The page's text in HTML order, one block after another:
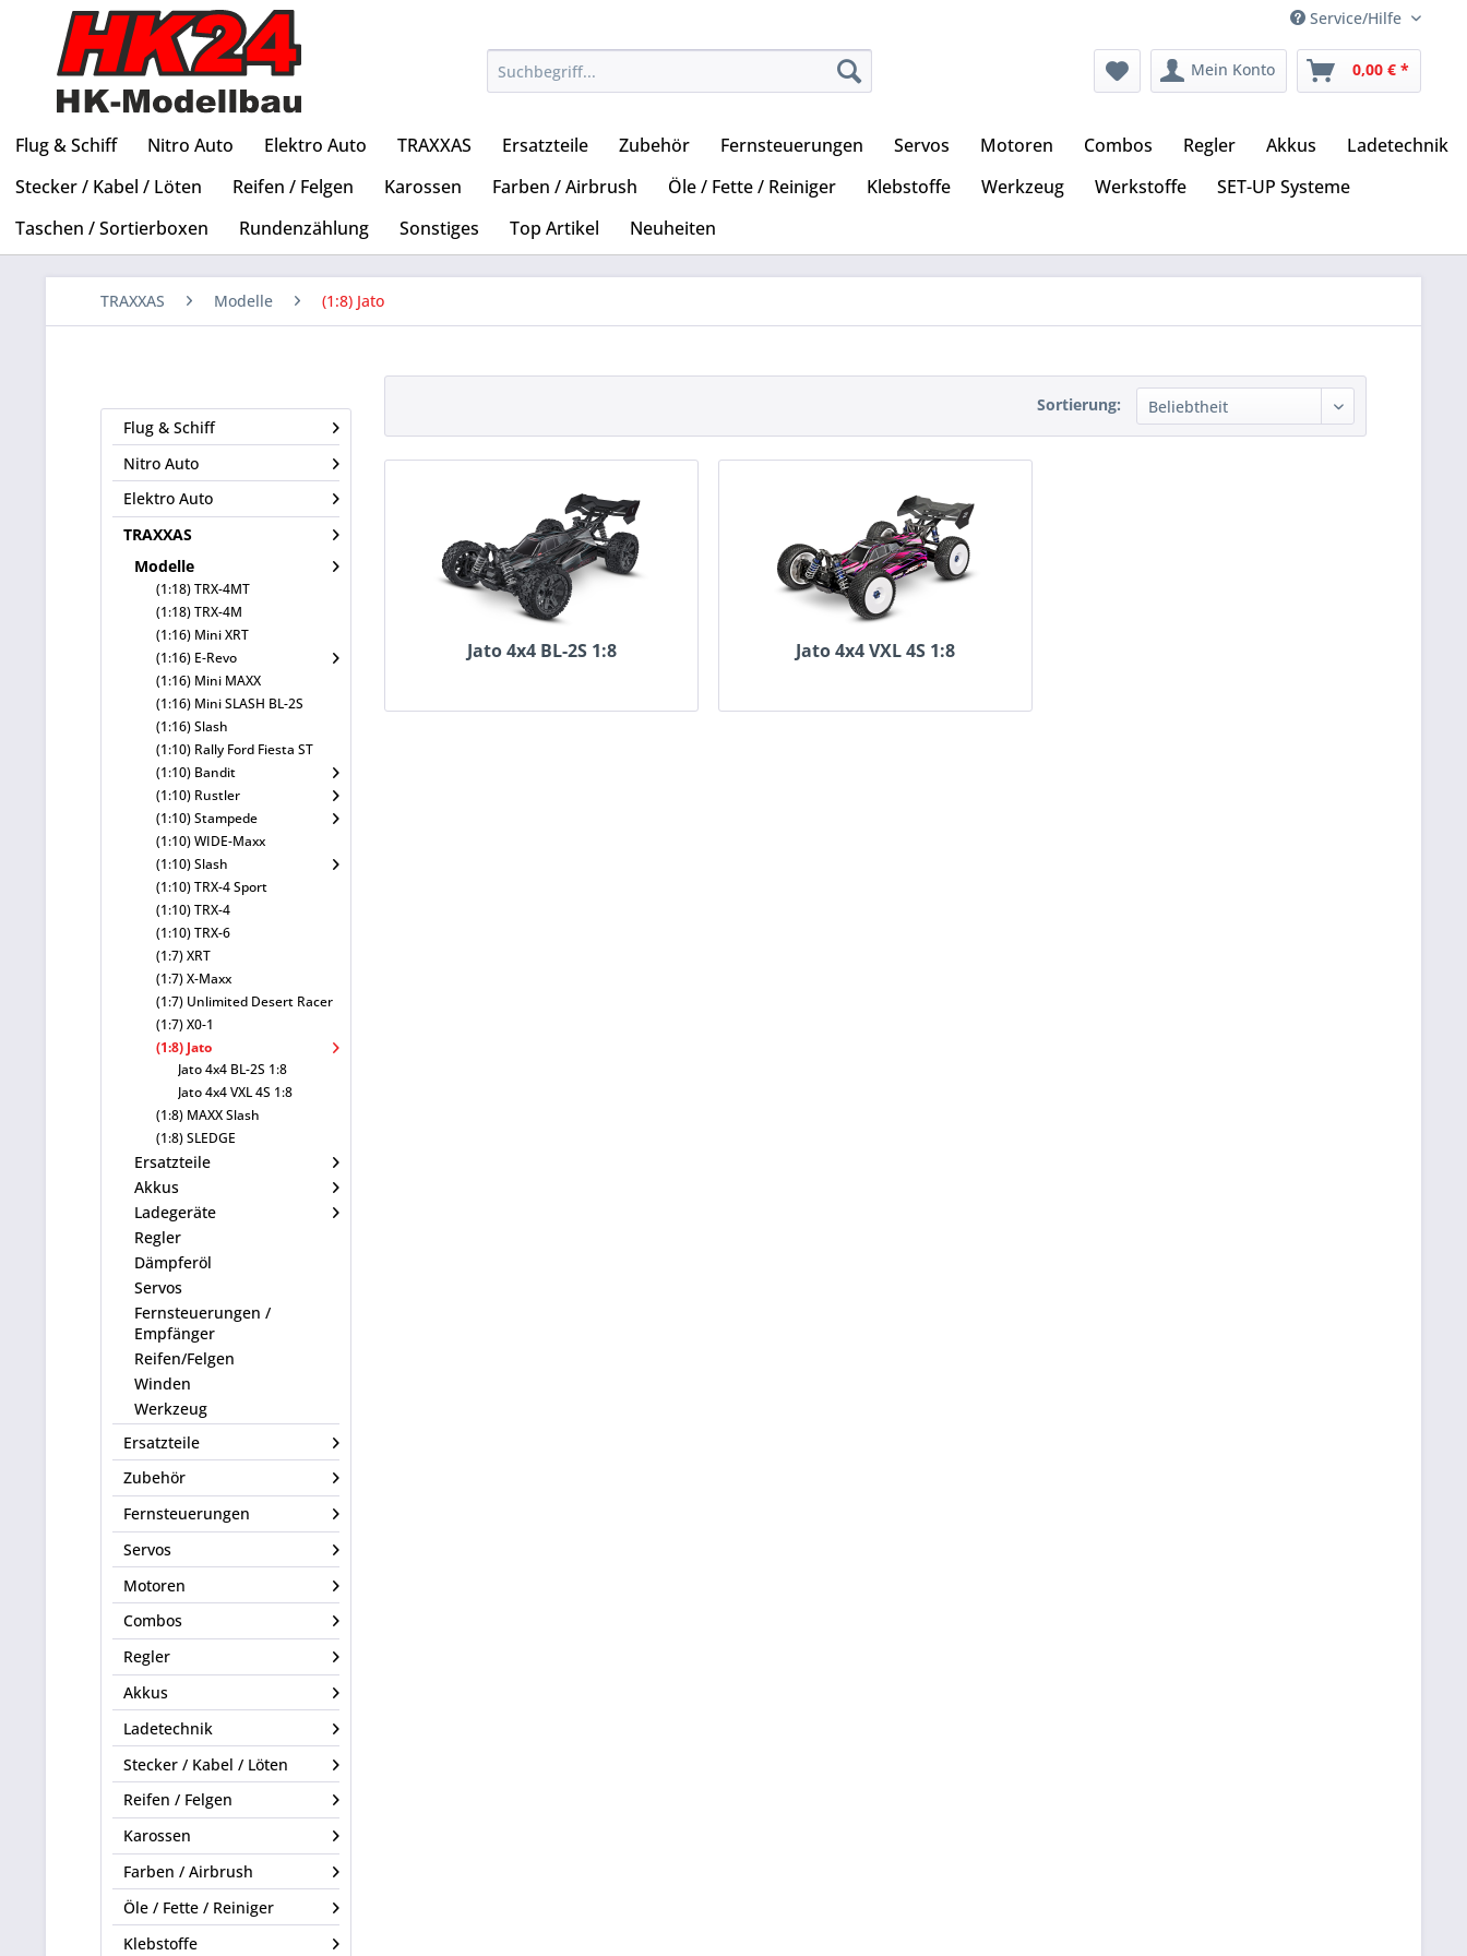
Service/Hilfe
Mein Konto 0,00 € *
Flug & Schiff Nitro Auto Elektro Auto TRAXXAS Ersatzteile Zubehör Fernsteuerungen Servos Motoren Combos Regler Akkus
Ladetechnik
Stecker / Kabel / Löten
Reifen / Felgen Karossen Farben / Airbrush Öle / Fette / Reiniger Klebstoffe Werkzeug Werkstoffe
SET-UP Systeme
Taschen / Sortierboxen
Rundenzählung Sonstiges Top Artikel Neuheiten
TRAXXAS Modelle (1:8) Jato
Flug & Schiff
Nitro Auto
Elektro Auto
TRAXXAS
Modelle
(1:18) TRX-4MT
(1:18) TRX-4M
(1:16) Mini XRT
(1:16) E-Revo
(1:16) Mini MAXX
(1:16) Mini SLASH BL-2S
(1:16) Slash
(1:10) Rally Ford Fiesta ST
(1:10) Bandit
(1:10) Rustler
(1:10) Stampede
(1:10) WIDE-Maxx
(1:10) Slash
(1:10) TRX-4 Sport
(1:10) TRX-4
(1:10) TRX-6
(1:7) XRT
(1:7) X-Maxx
(1:7) Unlimited Desert Racer
(1:7) X0-1
(1:8) Jato
Jato 4x4 BL-2S 1:8
Jato 4x4 VXL 4S 1:8
(1:8) MAXX Slash
(1:8) SLEDGE
Ersatzteile
Akkus
Ladegeräte
Regler
Dämpferöl
Servos
Fernsteuerungen /
Empfänger
Reifen/Felgen
Winden
Werkzeug
Ersatzteile
Zubehör
Fernsteuerungen
Servos
Motoren
Combos
Regler
Akkus
Ladetechnik
Stecker / Kabel / Löten
Reifen / Felgen
Karossen
Farben / Airbrush
Öle / Fette / Reiniger
Klebstoffe
Sortierung:
Jato 4x4 BL-2S 1:8 Jato 4x4 VXL 4S 1:8